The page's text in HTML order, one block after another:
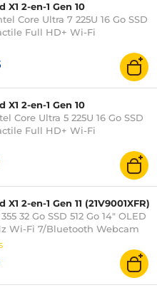
2-en-1 Gen 10
Core Ultra 7 225U 16 Go SSD
Full HD+ Wi-Fi
Windows 11
2-en-1 Gen 10
Core Ultra 5 225U 16 Go SSD
Full HD+ Wi-Fi
Windows 11
2-en-1 Gen 11 (21V9001XFR)
32 Go SSD 512 Go 14" OLED
Wi-Fi 7/Bluetooth Webcam